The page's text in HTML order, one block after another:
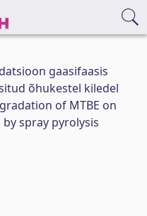
gaasifaasis
õhukestel kiledel
of MTBE on
spray pyrolysis